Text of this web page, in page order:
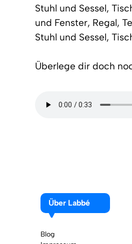
Stuhl und Sessel,
und Fenster, Regal,
Stuhl und Sessel,
Überlege dir doch
Über Labbé
Blog